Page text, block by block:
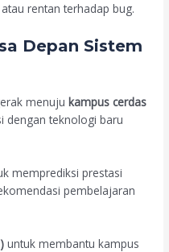
rentan terhadap bug.
Depan Sistem
menujukampus cerdas
dengan teknologi baru
memprediksi prestasi
pembelajaran
untuk membantu kampus